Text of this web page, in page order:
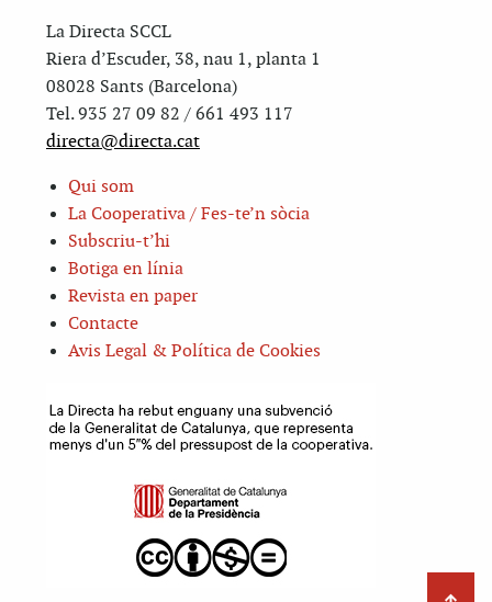
La Directa SCCL
Riera d’Escuder, 38, nau 1, planta 1
08028 Sants (Barcelona)
Tel. 935 27 09 82 / 661 493 117
directa@directa.cat
Qui som
La Cooperativa / Fes-te’n sòcia
Subscriu-t’hi
Botiga en línia
Revista en paper
Contacte
Avis Legal & Política de Cookies